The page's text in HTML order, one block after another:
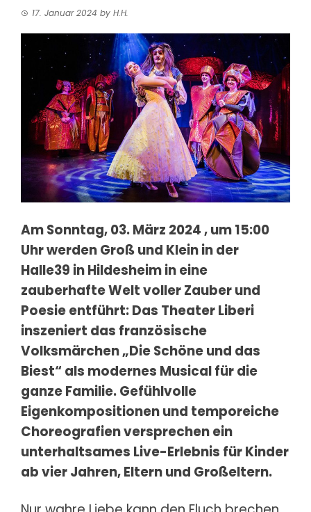
17. Januar 2024 by H.H.
Am Sonntag, 03. März 2024, um 15:00
Uhr werden Groß und Klein in der
Halle39 in Hildesheim in eine
zauberhafte Welt voller Zauber und
Poesie entführt: Das Theater Liberi
inszeniert das französische
Volksmärchen „Die Schöne und das
Biest“ als modernes Musical für die
ganze Familie. Gefühlvolle
Eigenkompositionen und temporeiche
Choreografien versprechen ein
unterhaltsames Live-Erlebnis für Kinder
ab vier Jahren, Eltern und Großeltern.